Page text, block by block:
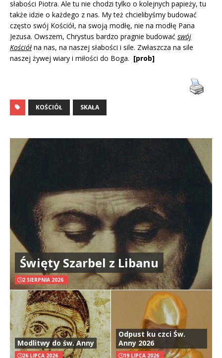
słabości Piotra. Ale tu nie chodzi tylko o kolejnych papieży, tu
także idzie o każdego z nas. My też chcielibyśmy budować
często swój Kościół, na swoją modłę, nie na modłę Pana
Jezusa. Owszem, Chrystus bardzo pragnie budować swój
Kościół na nas, na naszej słabości i sile. Zwłaszcza na sile
naszej żywej wiary i miłości do Boga. [prob]
KOŚCIÓŁ SKAŁA
Święty Szarbel z Libanu
2 SIERPNIA 2026
Modlitwy do św. Anny
26 LIPCA 2026
Odpust ku czci Św.
Anny 2026
19 LIPCA 2026